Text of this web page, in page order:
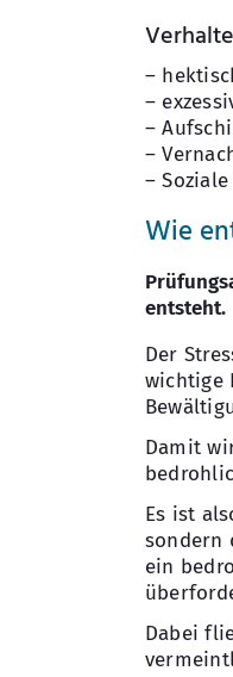
–
–
–
–
–
Wie
entsteht.
Der
wichtige
Damit
Es ist
sondern
ein
Dabei